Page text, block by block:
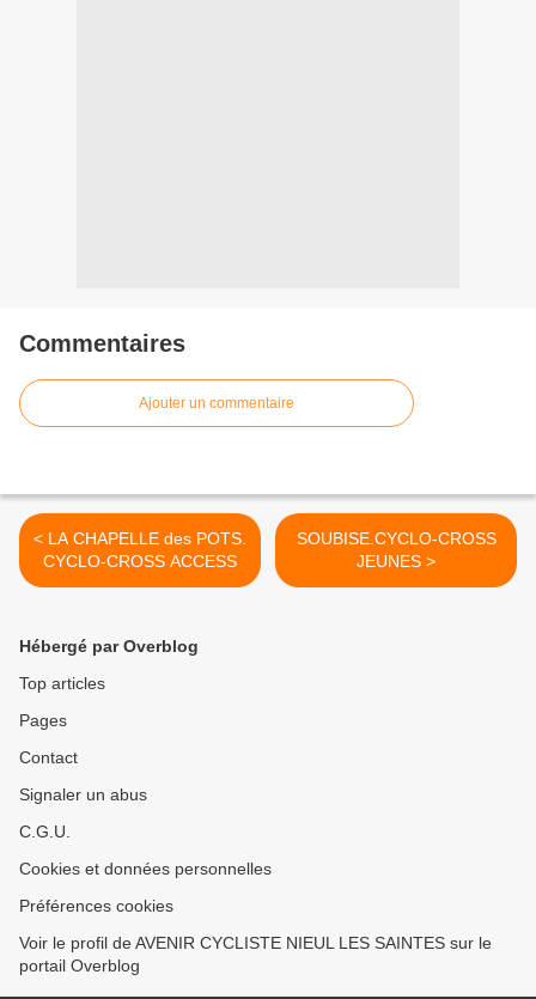
Commentaires
Ajouter un commentaire
< LA CHAPELLE des POTS.
CYCLO-CROSS ACCESS
SOUBISE.CYCLO-CROSS
JEUNES >
Hébergé par Overblog
Top articles
Pages
Contact
Signaler un abus
C.G.U.
Cookies et données personnelles
Préférences cookies
Voir le profil de AVENIR CYCLISTE NIEUL LES SAINTES sur le
portail Overblog